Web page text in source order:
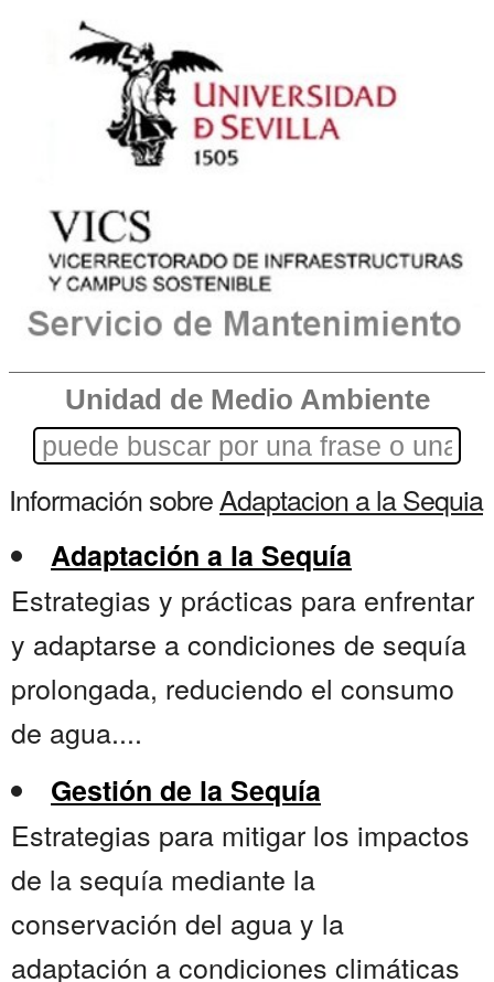
Unidad de Medio Ambiente
Información sobreAdaptacion a la Sequia
Adaptación a la Sequía
Estrategias y prácticas para enfrentar
y adaptarse a condiciones de sequía
prolongada, reduciendo el consumo
de agua....
Gestión de la Sequía
Estrategias para mitigar los impactos
de la sequía mediante la
conservación del agua y la
adaptación a condiciones climáticas